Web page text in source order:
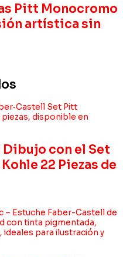
Pitt Monocromo
artística sin
con el Set
22 Piezas de